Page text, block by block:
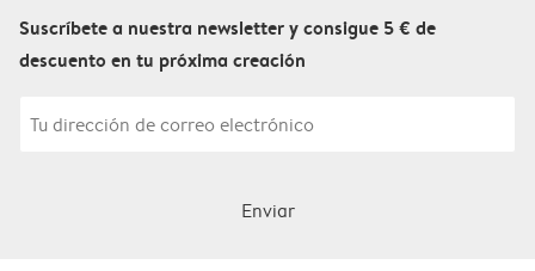
Suscríbete a nuestra newsletter y consigue 5 € de
descuento en tu próxima creación
Enviar